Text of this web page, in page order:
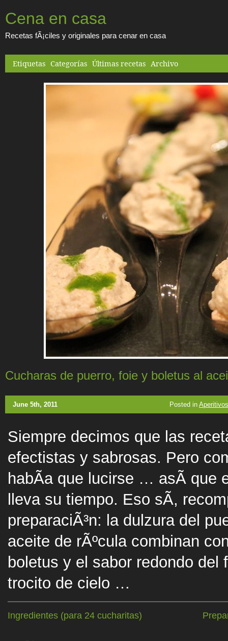
Cena en casa
Recetas fÃ¡ciles y originales para cenar en casa
Etiquetas Categorías Últimas recetas Archivo
Cucharas de puerro, foie y boletus al
June 5th, 2011 Posted in Aperitivos
Siempre decimos que las
efectistas y sabrosas. Pero
habÃ­a que lucirse … asÃ­ que
lleva su tiempo. Eso sÃ­,
preparaciÃ³n: la dulzura del
aceite de rÃºcula combinan
boletus y el sabor redondo
trocito de cielo …
Ingredientes (para 24 cucharitas)